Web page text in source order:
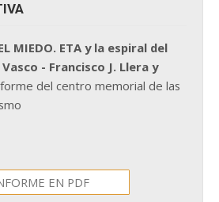
MIEDO. ETA y la espiral del
- Francisco J. Llera y
del centro memorial de las
EN PDF